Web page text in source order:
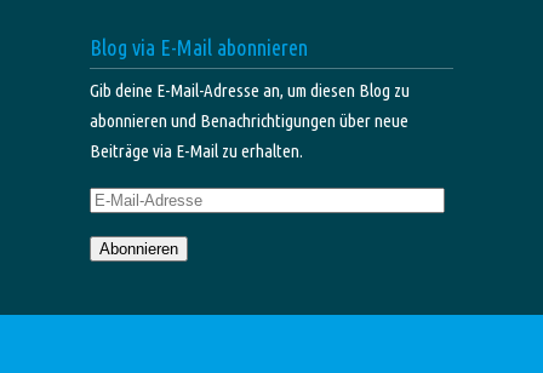
Blog via E-Mail abonnieren
Gib deine E-Mail-Adresse an, um diesen Blog zu
abonnieren und Benachrichtigungen über neue
Beiträge via E-Mail zu erhalten.
E-
Adresse
Abonnieren